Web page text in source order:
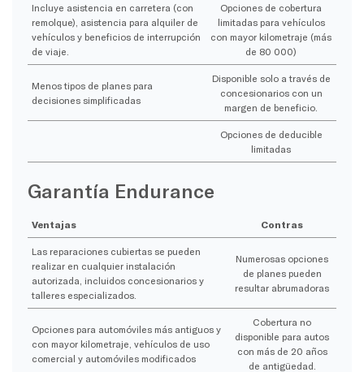
Incluye asistencia en carretera (con
remolque), asistencia para alquiler de
vehículos y beneficios de interrupción
de viaje.
Opciones de cobertura
limitadas para vehículos
con mayor kilometraje (más
de 80 000)
Menos tipos de planes para
decisiones simplificadas
Disponible solo a través de
concesionarios con un
margen de beneficio.
Opciones de deducible
limitadas
Garantía Endurance
Ventajas Contras
Las reparaciones cubiertas se pueden
realizar en cualquier instalación
autorizada, incluidos concesionarios y
talleres especializados.
Numerosas opciones
de planes pueden
resultar abrumadoras
Opciones para automóviles más antiguos y
con mayor kilometraje, vehículos de uso
comercial y automóviles modificados
Cobertura no
disponible para autos
con más de 20 años
de antigüedad.